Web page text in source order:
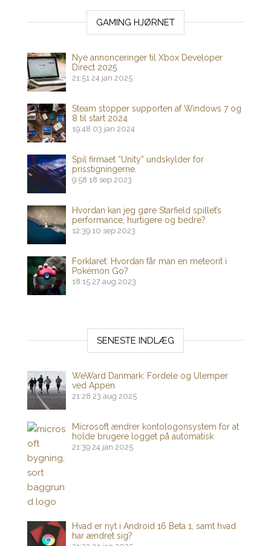
GAMING HJØRNET
Nye annonceringer til Xbox Developer
Direct 2025
21:51 24 jan 2025
Steam stopper supporten af ​​Windows 7 og
8 til start 2024
19:48 03 jan 2024
Spil firmaet “Unity” undskylder for
prisstigningerne.
9:58 18 sep 2023
Hvordan kan jeg gøre Starfield spillet’s
performance, hurtigere og bedre?
12:39 10 sep 2023
Forklaret: Hvordan får man en meteorit i
Pokémon Go?
18:15 27 aug 2023
SENESTE INDLÆG
WeWard Danmark: Fordele og Ulemper
ved Appen
21:28 23 aug 2025
Microsoft ændrer kontologonsystem for at
holde brugere logget på automatisk
21:39 24 jan 2025
Hvad er nyt i Android 16 Beta 1, samt hvad
har ændret sig?